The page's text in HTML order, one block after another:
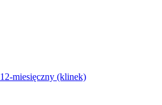
miesięczny (klinek)